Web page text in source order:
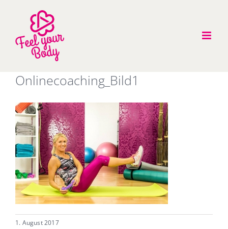
springen
Onlinecoaching_Bild1
1. August 2017